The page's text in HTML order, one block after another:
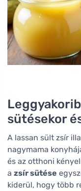
sütésekor
A lassan sült zsír
nagymama
és az otthoni
a zsír sütése
kiderül, hogy több